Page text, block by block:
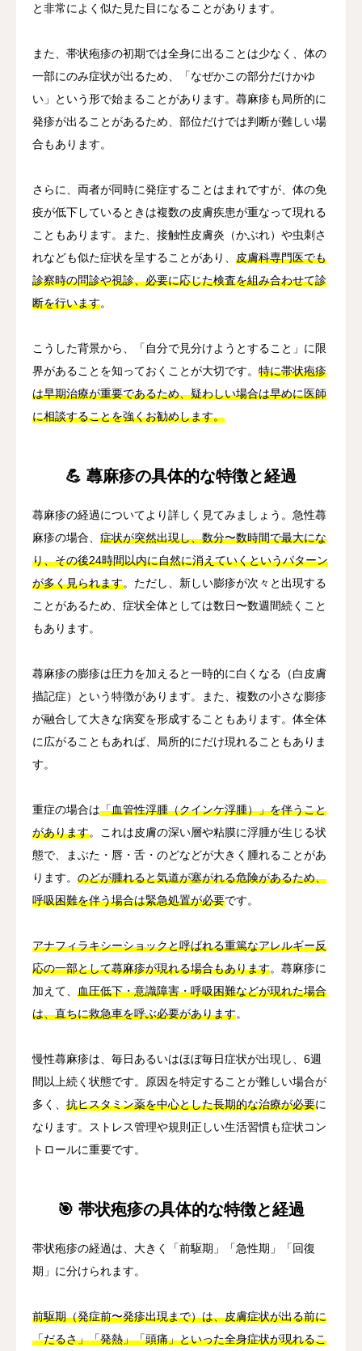
と非常によく似た見た目になることがあります。
また、帯状疱疹の初期では全身に出ることは少なく、体の
一部にのみ症状が出るため、「なぜかこの部分だけかゆ
い」という形で始まることがあります。蕁麻疹も局所的に
発疹が出ることがあるため、部位だけでは判断が難しい場
合もあります。
さらに、両者が同時に発症することはまれですが、体の免
疫が低下しているときは複数の皮膚疾患が重なって現れる
こともあります。また、接触性皮膚炎（かぶれ）や虫刺さ
れなども似た症状を呈することがあり、 皮膚科専門医でも
診察時の問診や視診、必要に応じた検査を組み合わせて診
断を行います。
こうした背景から、「自分で見分けようとすること」に限
界があることを知っておくことが大切です。 特に帯状疱疹
は早期治療が重要であるため、疑わしい場合は早めに医師
に相談することを強くお勧めします。
💪 蕁麻疹の具体的な特徴と経過
蕁麻疹の経過についてより詳しく見てみましょう。急性蕁
麻疹の場合、 症状が突然出現し、数分〜数時間で最大にな
り、その後24時間以内に自然に消えていくというパターン
が多く見られます。ただし、新しい膨疹が次々と出現する
ことがあるため、症状全体としては数日〜数週間続くこと
もあります。
蕁麻疹の膨疹は圧力を加えると一時的に白くなる（白皮膚
描記症）という特徴があります。また、複数の小さな膨疹
が融合して大きな病変を形成することもあります。体全体
に広がることもあれば、局所的にだけ現れることもありま
す。
重症の場合は「血管性浮腫（クインケ浮腫）」を伴うこと
があります。これは皮膚の深い層や粘膜に浮腫が生じる状
態で、まぶた・唇・舌・のどなどが大きく腫れることがあ
ります。 のどが腫れると気道が塞がれる危険があるため、
呼吸困難を伴う場合は緊急処置が必要です。
アナフィラキシーショックと呼ばれる重篤なアレルギー反
応の一部として蕁麻疹が現れる場合もあります。蕁麻疹に
加えて、 血圧低下・意識障害・呼吸困難などが現れた場合
は、直ちに救急車を呼ぶ必要があります。
慢性蕁麻疹は、毎日あるいはほぼ毎日症状が出現し、6週
間以上続く状態です。原因を特定することが難しい場合が
多く、 抗ヒスタミン薬を中心とした長期的な治療が必要に
なります。ストレス管理や規則正しい生活習慣も症状コン
トロールに重要です。
🎯 帯状疱疹の具体的な特徴と経過
帯状疱疹の経過は、大きく「前駆期」「急性期」「回復
期」に分けられます。
前駆期（発症前〜発疹出現まで）は、皮膚症状が出る前に
「だるさ」「発熱」「頭痛」といった全身症状が現れるこ